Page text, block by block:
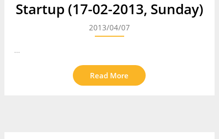
Startup (17-02-2013, Sunday)
2013/04/07
...
Read More